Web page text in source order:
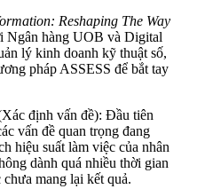
Reshaping The Way
Ngân hàng UOB và Digital
lý kinh doanh kỹ thuật số,
pháp ASSESS để bắt tay
định vấn đề): Đầu tiên
vấn đề quan trọng đang
hiệu suất làm việc của nhân
dành quá nhiều thời gian
mang lại kết quả.